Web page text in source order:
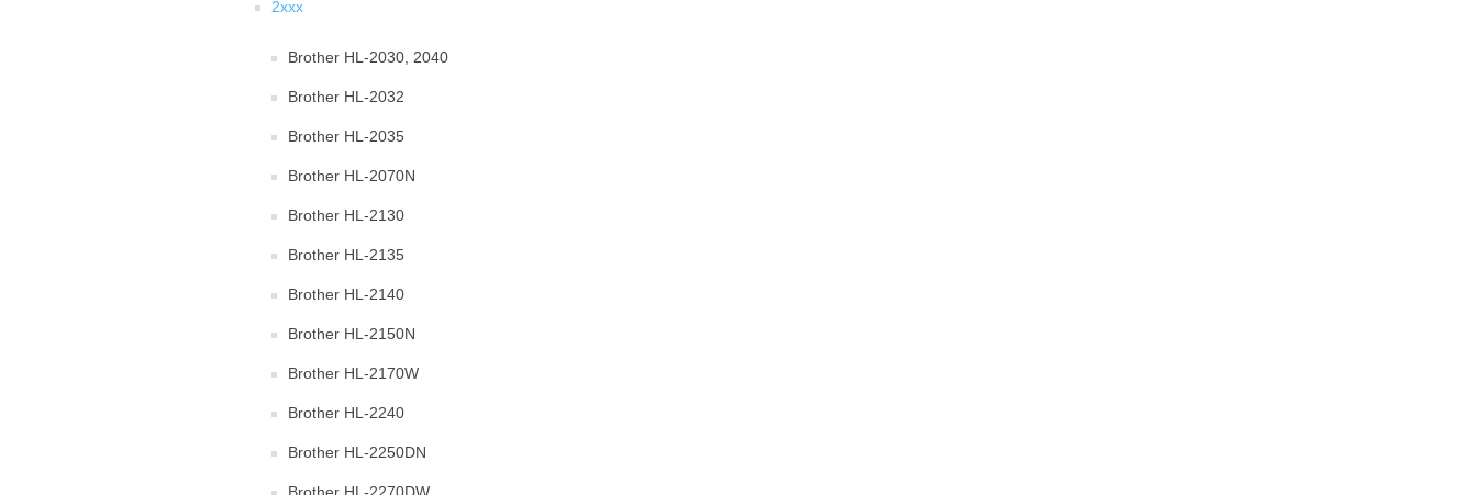
2xxx
Brother HL-2030, 2040
Brother HL-2032
Brother HL-2035
Brother HL-2070N
Brother HL-2130
Brother HL-2135
Brother HL-2140
Brother HL-2150N
Brother HL-2170W
Brother HL-2240
Brother HL-2250DN
Brother HL-2270DW